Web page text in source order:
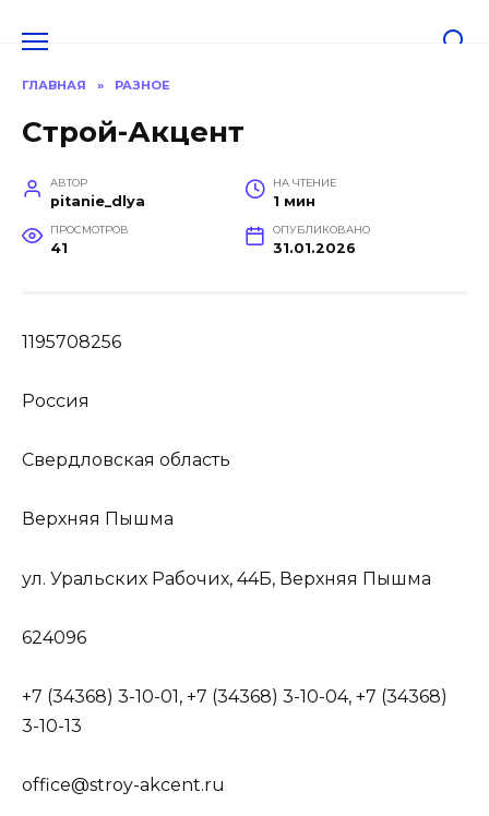
ГЛАВНАЯ » РАЗНОЕ
Строй-Акцент
АВТОР
pitanie_dlya
НА ЧТЕНИЕ
1 мин
ПРОСМОТРОВ
41
ОПУБЛИКОВАНО
31.01.2026
1195708256
Россия
Свердловская область
Верхняя Пышма
ул. Уральских Рабочих, 44Б, Верхняя Пышма
624096
+7 (34368) 3-10-01, +7 (34368) 3-10-04, +7 (34368)
3-10-13
office@stroy-akcent.ru